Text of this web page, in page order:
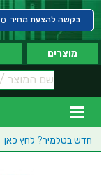
בקשה להצעת מחיר 0
מוצרים
חדש בטלמיר? לחץ כאן